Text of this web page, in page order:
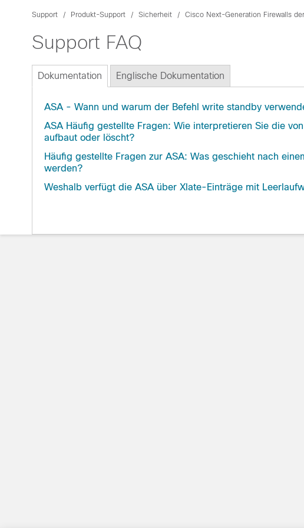
Support Produkt-Support Sicherheit Cisco Next-Generation Firewalls
Support FAQ
Dokumentation Englische Dokumentation
ASA - Wann und warum der Befehl write standby
ASA Häufig gestellte Fragen: Wie interpretieren Sie die
aufbaut oder löscht?
Häufig gestellte Fragen zur ASA: Was geschieht nach
werden?
Weshalb verfügt die ASA über Xlate-Einträge mit